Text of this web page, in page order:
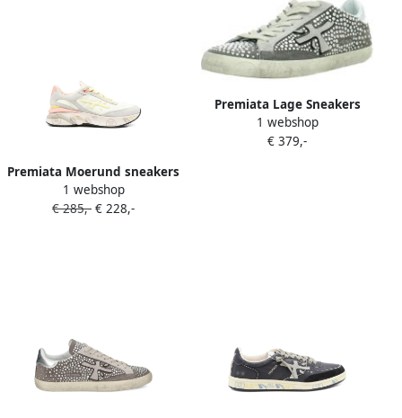
Premiata Moerund sneakers
Grijs
1 webshop
€ 285,- € 228,-
Premiata Lage Sneakers
7850 Stevend 7850
Deportivo
1 webshop
€ 379,-